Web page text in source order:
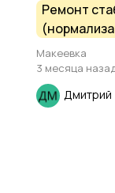
Ремонт
типов,
моделей.
Макеевка
3 месяца
Дмитрий